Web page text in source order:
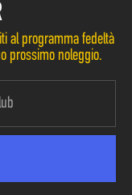
al programma fedeltà
prossimo noleggio.